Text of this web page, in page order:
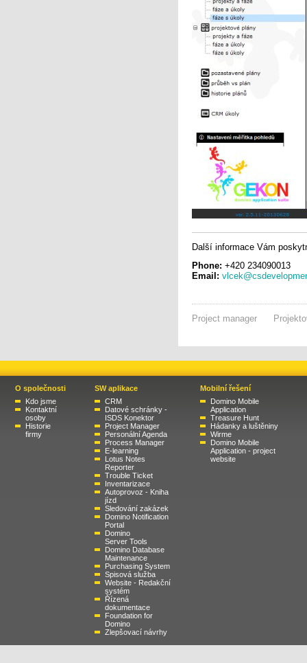
Další informace Vám
Phone: +420 234090013
Email:
Project manager
O společnosti SW aplikace
Mobilní řešení
Kdo jsme
Kontaktní
osoby
Historie
firmy
CRM
Datové schránky -
ISDS Konektor
Project Manager
Personální Agenda
Process Manager
E-learning
Lotus Notes
Reporter
Trouble Ticket
Inventarizace
Autoprovoz - Kniha
jízd
Sledování zakázek
Domino Notification
Portal
Domino
Server Tools
Domino Database
Maintenance
Purchasing System
Spisová služba
Website - Redakční
systém
Řízená
dokumentace
Foundation for
Domino
Zlepšovací návrhy
Domino Mobile
Application
Treasure Hunt
Hádanky a luštěniny
Wirme
Domino Mobile
Application - project
website